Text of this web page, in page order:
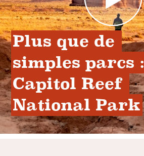
Plus que de
simples parcs :
Capitol Reef
National Park